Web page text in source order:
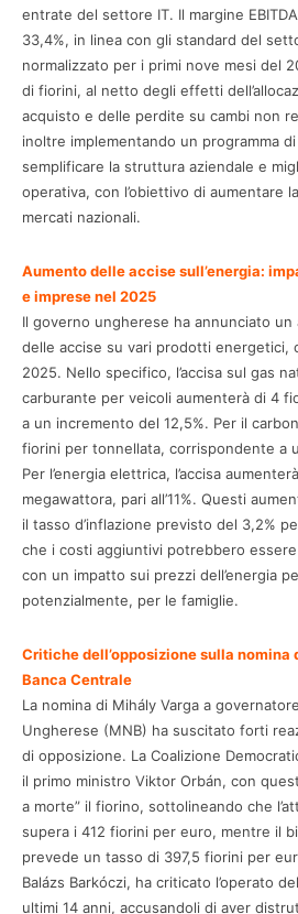
entrate del settore IT. Il margine
33,4%, in linea con gli standard del
normalizzato per i primi nove mesi del
di fiorini, al netto degli effetti
acquisto e delle perdite su cambi non
inoltre implementando un programma
semplificare la struttura aziendale e
operativa, con l’obiettivo di aumentare
mercati nazionali.
Aumento delle accise sull’energia:
e imprese nel 2025
Il governo ungherese ha annunciato
delle accise su vari prodotti energetici,
2025. Nello specifico, l’accisa sul gas
carburante per veicoli aumenterà di 4
a un incremento del 12,5%. Per il
fiorini per tonnellata, corrispondente a
Per l’energia elettrica, l’accisa
megawattora, pari all’11%. Questi
il tasso d’inflazione previsto del 3,2%
che i costi aggiuntivi potrebbero
con un impatto sui prezzi dell’energia
potenzialmente, per le famiglie.
Critiche dell’opposizione sulla nomina
Banca Centrale
La nomina di Mihály Varga a
Ungherese (MNB) ha suscitato forti
di opposizione. La Coalizione
il primo ministro Viktor Orbán, con
a morte” il fiorino, sottolineando che
supera i 412 fiorini per euro, mentre il
prevede un tasso di 397,5 fiorini per
Balázs Barkóczi, ha criticato l’operato
ultimi 14 anni, accusandoli di aver